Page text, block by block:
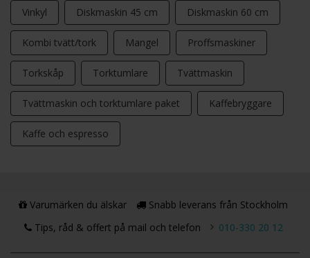
Vinkyl Diskmaskin 45 cm Diskmaskin 60 cm
Kombi tvätt/tork Mangel Proffsmaskiner
Torkskåp Torktumlare Tvättmaskin
Tvättmaskin och torktumlare paket Kaffebryggare
Kaffe och espresso
Varumärken du älskar
Snabb leverans från Stockholm
Tips, råd & offert på mail och telefon
010-330 20 12